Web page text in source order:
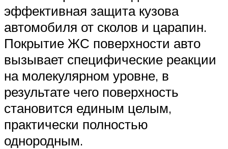
эффективная защита кузова
автомобиля от сколов и царапин.
Покрытие ЖС поверхности авто
вызывает специфические реакции
на молекулярном уровне, в
результате чего поверхность
становится единым целым,
практически полностью
однородным.